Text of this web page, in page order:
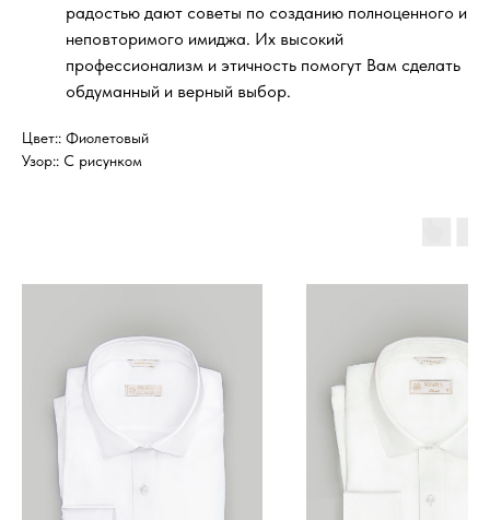
радостью дают советы по созданию полноценного и
неповторимого имиджа. Их высокий
профессионализм и этичность помогут Вам сделать
обдуманный и верный выбор.
Цвет:: Фиолетовый
Узор:: С рисунком